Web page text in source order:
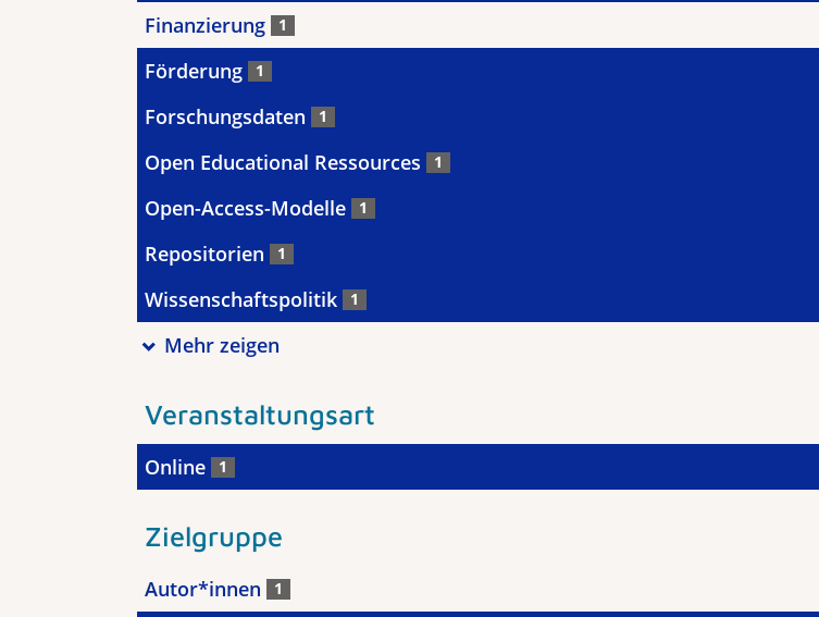
Finanzierung 1
Förderung 1
Forschungsdaten 1
Open Educational Ressources 1
Open-Access-Modelle 1
Repositorien 1
Wissenschaftspolitik 1
Mehr zeigen
Veranstaltungsart
Online 1
Zielgruppe
Autor*innen 1